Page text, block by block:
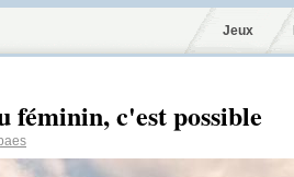
Jeux
c'est possible